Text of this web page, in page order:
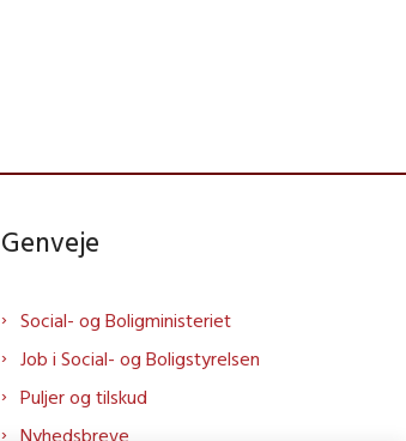
Genveje
Social- og Boligministeriet
Job i Social- og Boligstyrelsen
Puljer og tilskud
Nyhedsbreve